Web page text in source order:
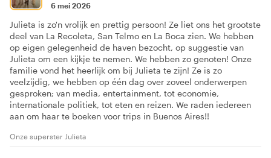
6 mei 2026
Julieta is zo'n vrolijk en prettig persoon! Ze liet ons het grootste
deel van La Recoleta, San Telmo en La Boca zien. We hebben
op eigen gelegenheid de haven bezocht, op suggestie van
Julieta om een kijkje te nemen. We hebben zo genoten! Onze
familie vond het heerlijk om bij Julieta te zijn! Ze is zo
veelzijdig, we hebben op één dag over zoveel onderwerpen
gesproken; van media, entertainment, tot economie,
internationale politiek, tot eten en reizen. We raden iedereen
aan om haar te boeken voor trips in Buenos Aires!!
Onze superster Julieta